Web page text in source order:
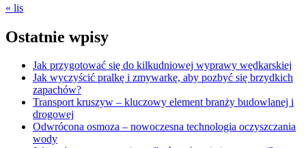
« lis
Ostatnie wpisy
Jak przygotować się do kilkudniowej wyprawy wędkarskiej
Jak wyczyścić pralkę i zmywarkę, aby pozbyć się brzydkich
zapachów?
Transport kruszyw – kluczowy element branży budowlanej i
drogowej
Odwrócona osmoza – nowoczesna technologia oczyszczania
wody